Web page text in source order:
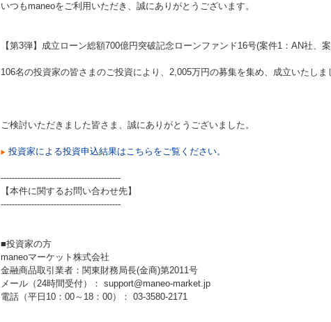
いつもmaneoをご利用いただき、誠にありがとうございます。
【第3弾】成立ローン総額700億円突破記念ローンファンド16号(案件1：AN社、
106名の投資家の皆さまのご投資により、2,005万円の募集を集め、成立いたしま
ご検討いただきました皆さま、誠にありがとうございました。
投資家による投資申込結果はこちらをご覧ください。
-------------------------------------------
【本件に関するお問い合わせ先】
-------------------------------------------
■投資家の方
maneoマーケット株式会社
金融商品取引業者：関東財務局長(金商)第2011号
メール（24時間受付）： support@maneo-market.jp
電話（平日10：00～18：00）： 03-3580-2171